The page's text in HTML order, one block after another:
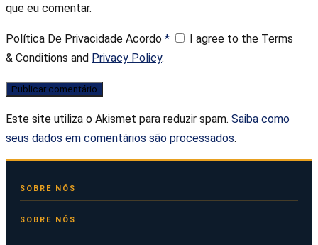
que eu comentar.
Política De Privacidade Acordo *
I agree to the Terms
& Conditions and Privacy Policy.
Este site utiliza o Akismet para reduzir spam. Saiba como
seus dados em comentários são processados.
SOBRE NÓS